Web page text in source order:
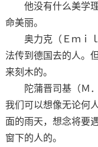
他没有什么美学理
命美丽。
奥力克（Ｅｍｉｌ
法传到德国去的人。
来刻木的。
陀蒲晋司基（Ｍ．
我们可以想像无论何
面的雨天，想念将要
窗下的人的。